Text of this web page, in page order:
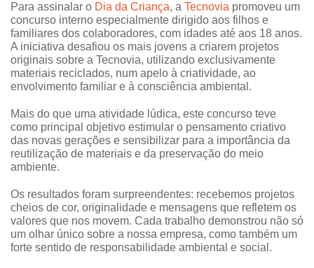
Para assinalar o Dia da Criança, a Tecnovia promoveu um
concurso interno especialmente dirigido aos filhos e
familiares dos colaboradores, com idades até aos 18 anos.
A iniciativa desafiou os mais jovens a criarem projetos
originais sobre a Tecnovia, utilizando exclusivamente
materiais reciclados, num apelo à criatividade, ao
envolvimento familiar e à consciência ambiental.
Mais do que uma atividade lúdica, este concurso teve
como principal objetivo estimular o pensamento criativo
das novas gerações e sensibilizar para a importância da
reutilização de materiais e da preservação do meio
ambiente.
Os resultados foram surpreendentes: recebemos projetos
cheios de cor, originalidade e mensagens que refletem os
valores que nos movem. Cada trabalho demonstrou não só
um olhar único sobre a nossa empresa, como também um
forte sentido de responsabilidade ambiental e social.